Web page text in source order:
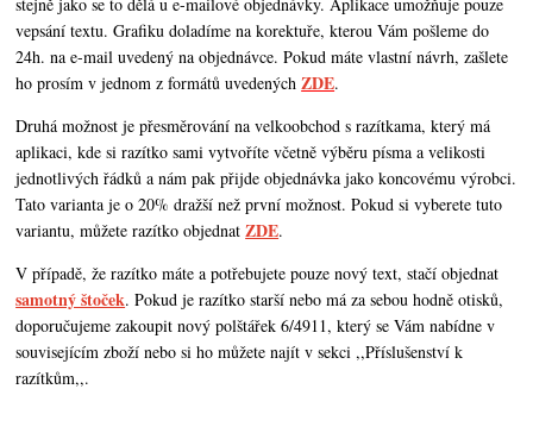
vepsání textu. Grafiku doladíme na korektuře, kterou Vám pošleme do
24h. na e-mail uvedený na objednávce. Pokud máte vlastní návrh,zašlete
ho prosím v jednom z formátů uvedenýchZDE.
Druhá možnost je přesměrování na velkoobchod s razítkama, který má
aplikaci, kde si razítko sami vytvoříte včetně výběru písma a velikosti
jednotlivých řádků a nám pak přijde objednávka jako koncovému výrobci.
Tato varianta je o 20% dražší než první možnost. Pokud si vyberete tuto
variantu, můžete razítko objednatZDE.
V případě, že razítko máte a potřebujete pouze nový text, stačí objednat
samotný štoček. Pokud je razítko starší nebo má za sebou hodně otisků,
doporučujeme zakoupit nový polštářek 6/4911, který se Vám nabídne v
souvisejícím zboží nebo si ho můžete najít v sekci ,,Příslušenství k
razítkům,,.